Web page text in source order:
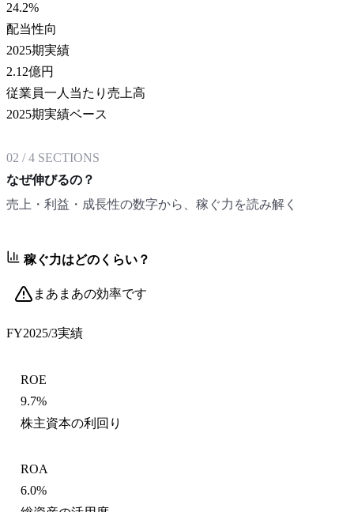
24.2%
配当性向
2025期実績
2.12億円
従業員一人当たり売上高
2025期実績ベース
02 /4 SECTIONS
なぜ伸びるの？
売上・利益・成長性の数字から、稼ぐ力を読み解く
稼ぐ力はどのくらい？
まあまあの効率です
FY2025/3実績
ROE
9.7%
株主資本の利回り
ROA
6.0%